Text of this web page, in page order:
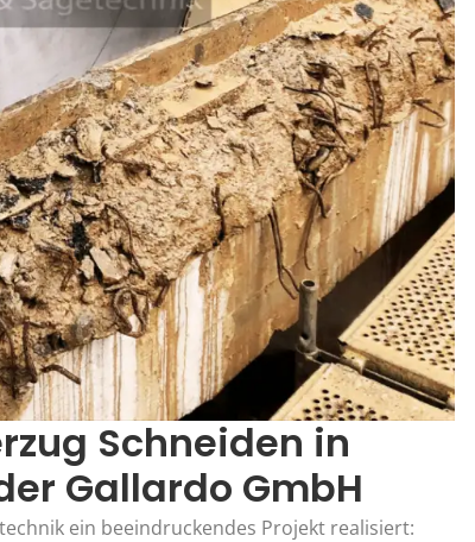
Schneiden in
Gallardo GmbH
ein beeindruckendes Projekt realisiert: